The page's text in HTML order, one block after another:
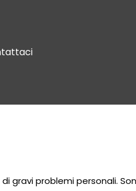
problemi personali.